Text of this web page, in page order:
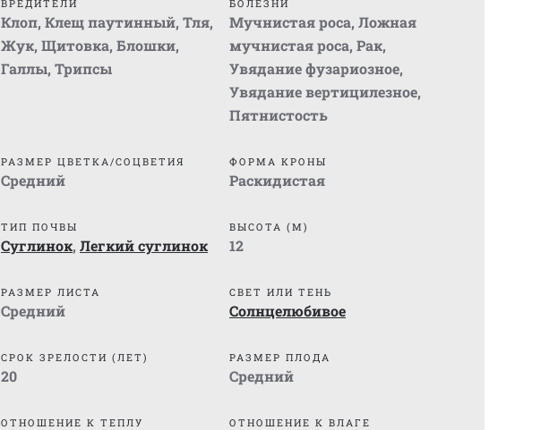
ВРЕДИТЕЛИ
Клоп, Клещ паутинный, Тля,
Жук, Щитовка, Блошки,
Галлы, Трипсы
БОЛЕЗНИ
Мучнистая роса, Ложная
мучнистая роса, Рак,
Увядание фузариозное,
Увядание вертицилезное,
Пятнистость
РАЗМЕР ЦВЕТКА/СОЦВЕТИЯ
Средний
ФОРМА КРОНЫ
Раскидистая
ТИП ПОЧВЫ
Суглинок, Легкий суглинок
ВЫСОТА (М)
12
РАЗМЕР ЛИСТА
Средний
СВЕТ ИЛИ ТЕНЬ
Солнцелюбивое
СРОК ЗРЕЛОСТИ (ЛЕТ)
20
РАЗМЕР ПЛОДА
Средний
ОТНОШЕНИЕ К ТЕПЛУ ОТНОШЕНИЕ К ВЛАГЕ